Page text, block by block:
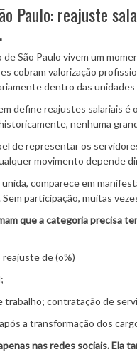
Paulo: reajuste
São Paulo vivem um
cobram valorização
dentro das unidades
define reajustes salariais
nenhuma
de representar os
movimento depende
comparece em
participação, muitas
que a categoria precisa
de (o%)
trabalho; contratação de
a transformação dos
nas redes sociais. Ela